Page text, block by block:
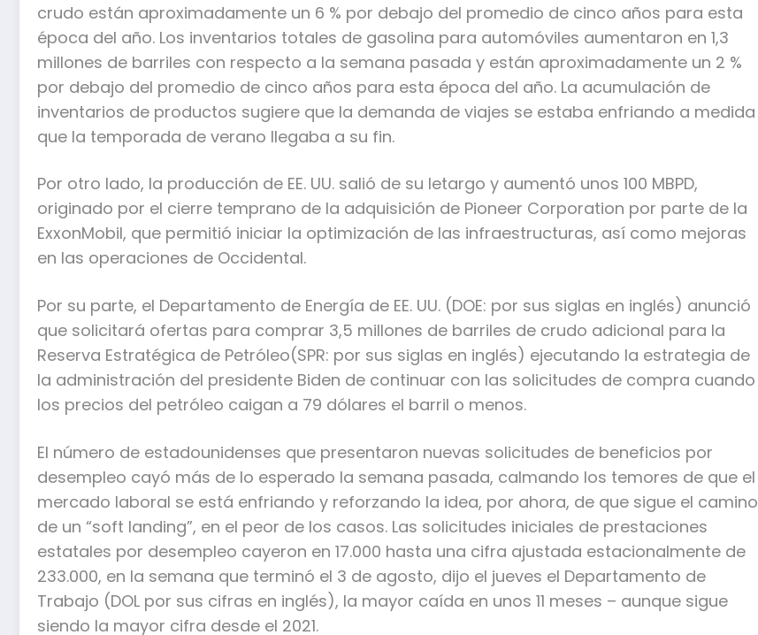
crudo están aproximadamente un 6 % por debajo del promedio de cinco años para esta
época del año. Los inventarios totales de gasolina para automóviles aumentaron en 1,3
millones de barriles con respecto a la semana pasada y están aproximadamente un 2 %
por debajo del promedio de cinco años para esta época del año. La acumulación de
inventarios de productos sugiere que la demanda de viajes se estaba enfriando a medida
que la temporada de verano llegaba a su fin.
Por otro lado, la producción de EE. UU. salió de su letargo y aumentó unos 100 MBPD,
originado por el cierre temprano de la adquisición de Pioneer Corporation por parte de la
ExxonMobil, que permitió iniciar la optimización de las infraestructuras, así como mejoras
en las operaciones de Occidental.
Por su parte, el Departamento de Energía de EE. UU. (DOE: por sus siglas en inglés) anunció
que solicitará ofertas para comprar 3,5 millones de barriles de crudo adicional para la
Reserva Estratégica de Petróleo(SPR: por sus siglas en inglés) ejecutando la estrategia de
la administración del presidente Biden de continuar con las solicitudes de compra cuando
los precios del petróleo caigan a 79 dólares el barril o menos.
El número de estadounidenses que presentaron nuevas solicitudes de beneficios por
desempleo cayó más de lo esperado la semana pasada, calmando los temores de que el
mercado laboral se está enfriando y reforzando la idea, por ahora, de que sigue el camino
de un “soft landing”, en el peor de los casos. Las solicitudes iniciales de prestaciones
estatales por desempleo cayeron en 17.000 hasta una cifra ajustada estacionalmente de
233.000, en la semana que terminó el 3 de agosto, dijo el jueves el Departamento de
Trabajo (DOL por sus cifras en inglés), la mayor caída en unos 11 meses – aunque sigue
siendo la mayor cifra desde el 2021.